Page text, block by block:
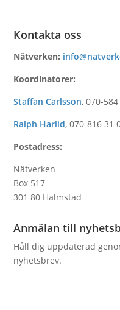
Kontakta oss
Nätverken:
Koordinatorer:
Staffan Carlsson,070-
Ralph Harlid, 070-816 31
Postadress:
Nätverken
Box 517
301 80 Halmstad
Anmälan till
Håll dig uppdaterad
nyhetsbrev.